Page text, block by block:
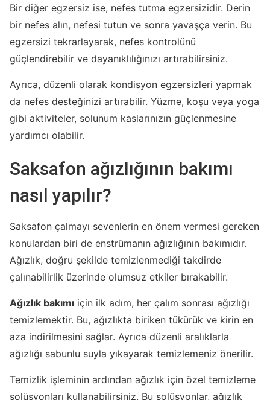
Bir diğer egzersiz ise, nefes tutma egzersizidir. Derin
bir nefes alın, nefesi tutun ve sonra yavaşça verin. Bu
egzersizi tekrarlayarak, nefes kontrolünü
güçlendirebilir ve dayanıklılığınızı artırabilirsiniz.
Ayrıca, düzenli olarak kondisyon egzersizleri yapmak
da nefes desteğinizi artırabilir. Yüzme, koşu veya yoga
gibi aktiviteler, solunum kaslarınızın güçlenmesine
yardımcı olabilir.
Saksafon ağızlığının bakımı
nasıl yapılır?
Saksafon çalmayı sevenlerin en önem vermesi gereken
konulardan biri de enstrümanın ağızlığının bakımıdır.
Ağızlık, doğru şekilde temizlenmediği takdirde
çalınabilirlik üzerinde olumsuz etkiler bırakabilir.
Ağızlık bakımı için ilk adım, her çalım sonrası ağızlığı
temizlemektir. Bu, ağızlıkta biriken tükürük ve kirin en
aza indirilmesini sağlar. Ayrıca düzenli aralıklarla
ağızlığı sabunlu suyla yıkayarak temizlemeniz önerilir.
Temizlik işleminin ardından ağızlık için özel temizleme
solüsyonları kullanabilirsiniz. Bu solüsyonlar, ağızlık